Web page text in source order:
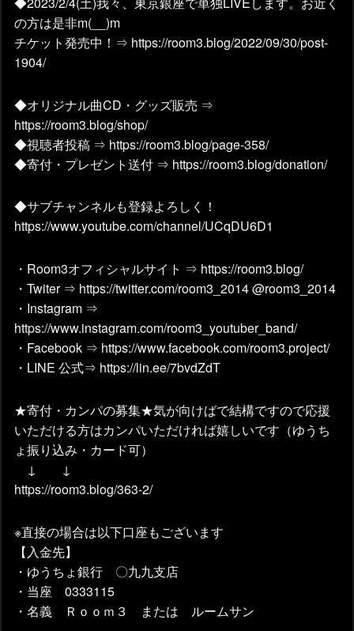
の方は是非m(__)m
チケット発売中！⇒ https://room3.blog/2022/09/30/post-
1904/
◆オリジナル曲CD・グッズ販売 ⇒
https://room3.blog/shop/
◆視聴者投稿 ⇒ https://room3.blog/page-358/
◆寄付・プレゼント送付 ⇒ https://room3.blog/donation/
◆サブチャンネルも登録よろしく！
https://www.youtube.com/channel/UCqDU6D1
・Room3オフィシャルサイト ⇒ https://room3.blog/
・Twiter ⇒ https://twitter.com/room3_2014 @room3_2014
・Instagram ⇒
https://www.instagram.com/room3_youtuber_band/
・Facebook ⇒ https://www.facebook.com/room3.project/
・LINE 公式⇒ https://lin.ee/7bvdZdT
★寄付・カンパの募集★気が向けばで結構ですので応援
いただける方はカンパいただければ嬉しいです（ゆうち
ょ振り込み・カード可）
↓ ↓
https://room3.blog/363-2/
※直接の場合は以下口座もございます
【入金先】
・ゆうちょ銀行 〇九九支店
・当座 0333115
・名義 Ｒｏｏｍ３ または ルームサン